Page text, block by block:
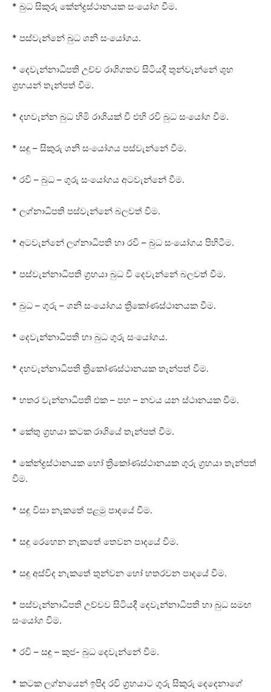
* බුධ සිකුරු කේන්ද්‍රස්‌ථානයක සංයෝග වීම.
* පස්‌වැන්නේ බුධ ශනි සංයෝගය.
* දෙවැන්නාධිපති උච්ච රාශිගතව සිටියදී තුන්වැන්නේ ශුභ
ග්‍රහයන් තැන්පත් වීම.
* දහවැන්න බුධ හිමි රාශියක්‌ වී එහි රවි බුධ සංයෝග වීම.
* සඳු – සිකුරු ශනි සංයෝගය පස්‌වැන්නේ වීම.
* රවි – බුධ – ගුරු සංයෝගය අටවැන්නේ වීම.
* ලග්නාධිපති පස්‌වැන්නේ බලවත් වීම.
* අටවැන්නේ ලග්නාධිපති හා රවි – බුධ සංයෝගය පිහිටීම.
* පස්‌වැන්නාධිපති ග්‍රහයා බුධ වී දෙවැන්නේ බලවත් වීම.
* බුධ – ගුරු – ශනි සංයෝගය ත්‍රිකෝණස්‌ථානයක වීම.
* දෙවැන්නාධිපති හා බුධ ගුරු සංයෝගය.
* දහවැන්නාධිපති ත්‍රිකෝණස්‌ථානයක තැන්පත් වීම.
* හතර වැන්නාධිපති එක – පහ – නවය යන ස්‌ථානයක වීම.
* කේතු ග්‍රහයා කටක රාශියේ තැන්පත් වීම.
* කේන්ද්‍රස්‌ථානයක හෝ ත්‍රිකෝණස්‌ථානයක ගුරු ග්‍රහයා තැන්පත්
වීම.
* සඳු විසා නැකතේ පළමු පාදයේ වීම.
* සඳු රෙහෙන නැකතේ තෙවන පාදයේ වීම.
* සඳු අස්‌විද නැකතේ තුන්වන හෝ හතරවන පාදයේ වීම.
* පස්‌වැන්නාධිපති උච්චව සිටියදී දෙවැන්නාධිපති හා බුධ සමඟ
සංයෝග වීම.
* රවි – සඳු – කුජ- බුධ දෙවැන්නේ වීම.
* කටක ලග්නයෙන් ඉපිද රවි ග්‍රහයාට ගුරු සිකුරු දෙදෙනාගේ